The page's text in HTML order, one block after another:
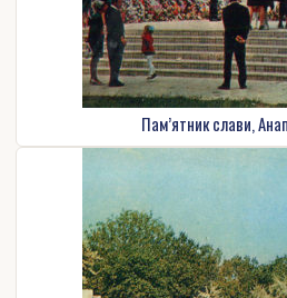
Пам’ятник слави,